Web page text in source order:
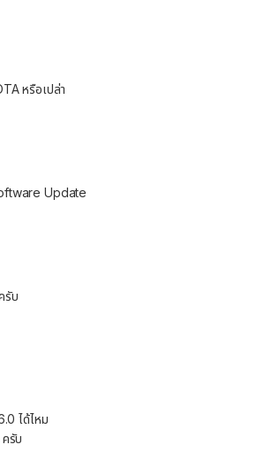
หรือเปล่า
Update
รับ
ได้ไหม
รับ